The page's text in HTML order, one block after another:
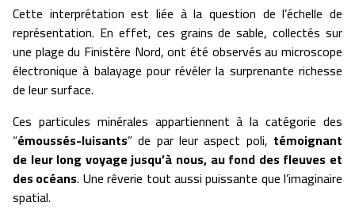
Cette interprétation est liée à la question de l’échelle de
représentation. En effet, ces grains de sable, collectés sur
une plage du Finistère Nord, ont été observés au microscope
électronique à balayage pour révéler la surprenante richesse
de leur surface.
Ces particules minérales appartiennent à la catégorie des
“émoussés-luisants” de par leur aspect poli, témoignant
de leur long voyage jusqu’à nous, au fond des fleuves et
des océans. Une rêverie tout aussi puissante que l’imaginaire
spatial.